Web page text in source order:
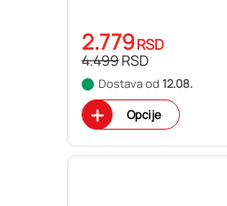
2.779RSD
4.499RSD
Dostava od 12.08.
Opcije